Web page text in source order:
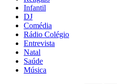
Infantil
DJ
Comédia
Rádio Colégio
Entrevista
Natal
Saúde
Música